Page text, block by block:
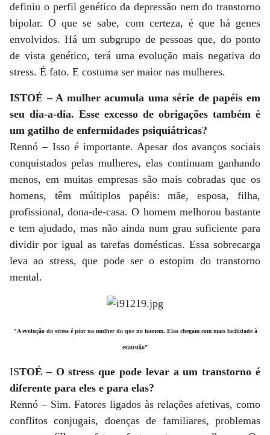
definiu o perfil genético da depressão nem do transtorno
bipolar. O que se sabe, com certeza, é que há genes
envolvidos. Há um subgrupo de pessoas que, do ponto
de vista genético, terá uma evolução mais negativa do
stress. É fato. E costuma ser maior nas mulheres.
ISTOÉ – A mulher acumula uma série de papéis em
seu dia-a-dia. Esse excesso de obrigações também é
um gatilho de enfermidades psiquiátricas?
Rennó – Isso é importante. Apesar dos avanços sociais
conquistados pelas mulheres, elas continuam ganhando
menos, em muitas empresas são mais cobradas que os
homens, têm múltiplos papéis: mãe, esposa, filha,
profissional, dona-de-casa. O homem melhorou bastante
e tem ajudado, mas não ainda num grau suficiente para
dividir por igual as tarefas domésticas. Essa sobrecarga
leva ao stress, que pode ser o estopim do transtorno
mental.
"A evolução do stress é pior na mulher do que no homem. Elas chegam com mais facilidade à
exaustão"
ISTOÉ – O stress que pode levar a um transtorno é
diferente para eles e para elas?
Rennó – Sim. Fatores ligados às relações afetivas, como
conflitos conjugais, doenças de familiares, problemas